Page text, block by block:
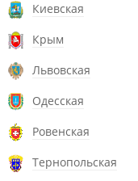
Киевская
Крым
Львовская
Одесская
Ровенская
Тернопольская